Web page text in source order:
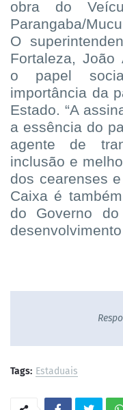
obra do
Parangaba/
O
Fortaleza, João
o papel
importância da
Estado. “A
a essência do
agente de
inclusão e
dos cearenses
Caixa é
do Governo
Tags: Estaduais